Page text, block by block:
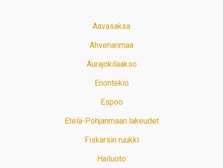
Aavasaksa
Ahvenanmaa
Aurajokilaakso
Enontekiö
Espoo
Etelä-Pohjanmaan lakeudet
Fiskarsin ruukki
Hailuoto